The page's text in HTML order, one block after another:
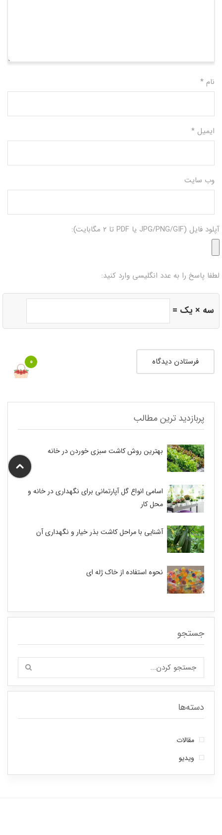
نام *
ایمیل *
وب‌ سایت
آپلود فایل (JPG/PNG/GIF یا PDF تا ۲ مگابایت):
لطفا پاسخ را به عدد انگلیسی وارد کنید:
سه × یک =
پربازدید ترین مطالب
بهترین روش کاشت سبزی خوردن در خانه
اسامی انواع گل آپارتمانی برای نگهداری در خانه و
محل کار
آشنایی با مراحل کاشت بذر خیار و نگهداری آن
نحوه استفاده از خاک ژله ای
جستجو
دسته‌ها
مقالات
ویدیو
0